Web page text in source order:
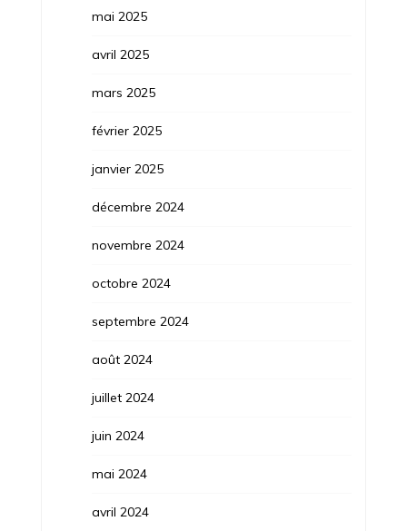
mai 2025
avril 2025
mars 2025
février 2025
janvier 2025
décembre 2024
novembre 2024
octobre 2024
septembre 2024
août 2024
juillet 2024
juin 2024
mai 2024
avril 2024